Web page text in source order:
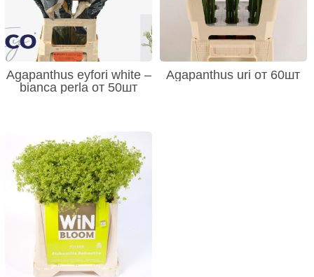
Agapanthus eyfori white –
bianca perla от 50шт
Agapanthus uri от 60шт